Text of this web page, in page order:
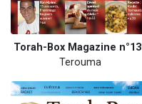
Torah-Box Magazine
Terouma